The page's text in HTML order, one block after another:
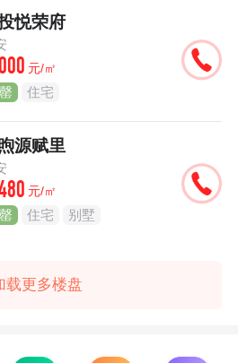
悦荣府
元/㎡
住宅
源赋里
元/㎡
住宅 别墅
载更多楼盘